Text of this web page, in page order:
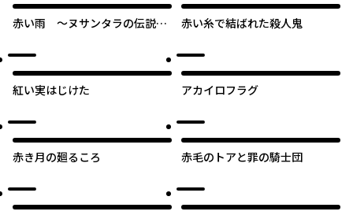
赤い雨 ～ヌサンタラの伝説～
赤い糸で結ばれた殺人鬼
紅い実はじけた アカイロフラグ
赤き月の廻るころ 赤毛のトアと罪の騎士団